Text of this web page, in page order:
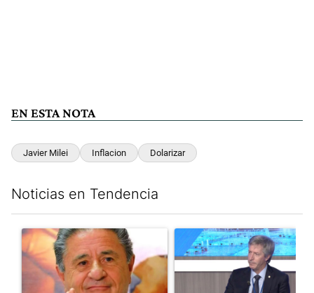
EN ESTA NOTA
Javier Milei Inflacion Dolarizar
Noticias en Tendencia
Un artículo de tendencia con el título "Vacunatorio VIP: piden
Un artículo de tendencia